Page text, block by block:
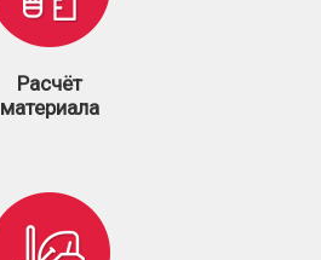
Расчёт
материала